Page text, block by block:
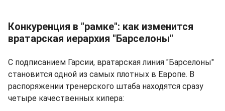
Конкуренция в "рамке": как изменится
вратарская иерархия "Барселоны"
С подписанием Гарсии, вратарская линия "Барселоны"
становится одной из самых плотных в Европе. В
распоряжении тренерского штаба находятся сразу
четыре качественных кипера: